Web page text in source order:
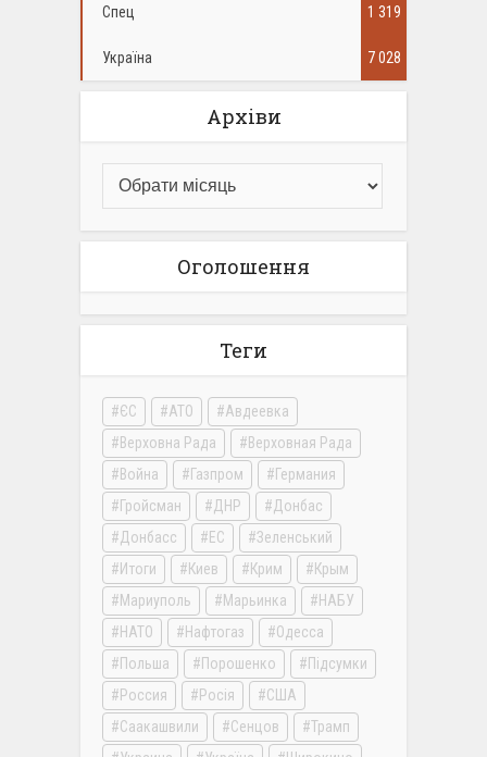
Спец 1 319
Україна 7 028
Архіви
Оголошення
Теги
ЄС АТО
Авдеевка
Верховна Рада
Верховная Рада
Война
Газпром
Германия
Гройсман
ДНР
Донбас
Донбасс
ЕС
Зеленський
Итоги
Киев Крим
Крым
Мариуполь
Марьинка
НАБУ
НАТО
Нафтогаз
Одесса
Польша
Порошенко
Підсумки
Россия
Росія
США
Саакашвили
Сенцов
Трамп